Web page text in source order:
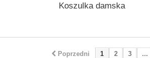
Koszulka damska
Poprzedni 1 2 3 ...